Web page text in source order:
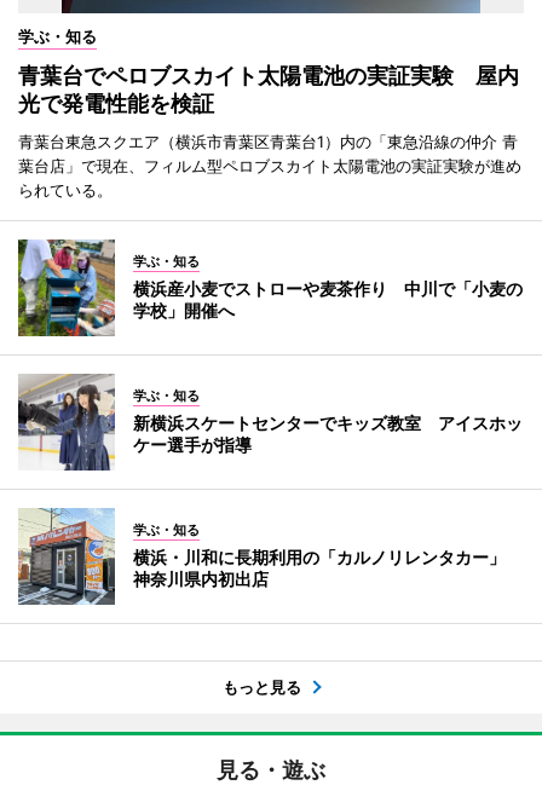
学ぶ・知る
青葉台でペロブスカイト太陽電池の実証実験 屋内
光で発電性能を検証
青葉台東急スクエア（横浜市青葉区青葉台1）内の「東急沿線の仲介 青
葉台店」で現在、フィルム型ペロブスカイト太陽電池の実証実験が進め
られている。
学ぶ・知る
横浜産小麦でストローや麦茶作り 中川で「小麦の
学校」開催へ
学ぶ・知る
新横浜スケートセンターでキッズ教室 アイスホッ
ケー選手が指導
学ぶ・知る
横浜・川和に長期利用の「カルノリレンタカー」
神奈川県内初出店
もっと見る
見る・遊ぶ